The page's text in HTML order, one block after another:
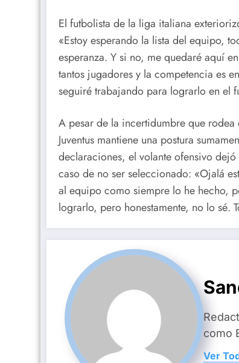
El futbolista de la liga italiana
«Estoy esperando la lista del equipo,
esperanza. Y si no, me quedaré aquí
tantos jugadores y la competencia es
seguiré trabajando para lograrlo en el
A pesar de la incertidumbre que
Juventus mantiene una postura
declaraciones, el volante ofensivo
caso de no ser seleccionado: «Ojalá
al equipo como siempre lo he hecho,
lograrlo, pero honestamente, no lo sé.
como
Ver